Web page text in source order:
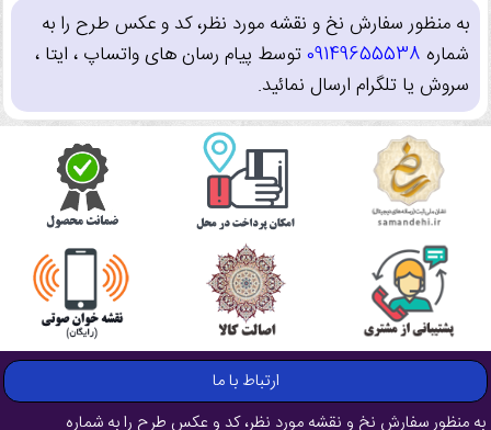
به منظور سفارش نخ و نقشه مورد نظر، کد و عکس طرح را به
شماره 09149655538توسط پیام رسان های واتساپ ، ایتا ،
سروش یا تلگرام ارسال نمائید.
ارتباط با ما
به منظور سفارش نخ و نقشه مورد نظر، کد و عکس طرح را به شماره